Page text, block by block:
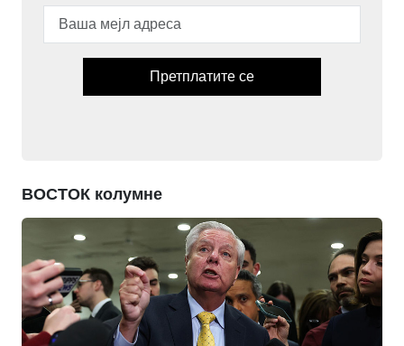
Претплатите се
ВОСТОК колумне